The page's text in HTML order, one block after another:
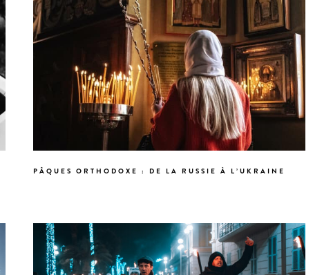
PÂQUES ORTHODOXE : DE LA RUSSIE À L’UKRAINE